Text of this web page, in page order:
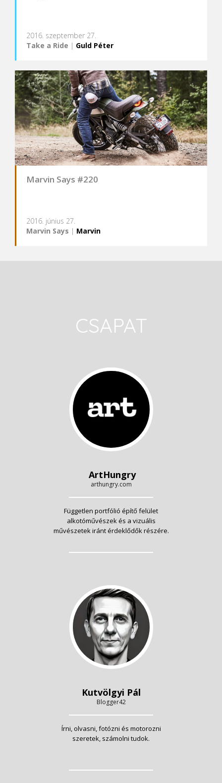
2016. szeptember 27.
Take a Ride | Guld Péter
Marvin Says #220
2016. június 27.
Marvin Says | Marvin
CSAPAT
ArtHungry
arthungry.com
Független portfólió építő felület
alkotóművészek és a vizuális
művészetek iránt érdeklődők részére.
Kutvölgyi Pál
Blogger42
Írni, olvasni, fotózni és motorozni
szeretek, számolni tudok.